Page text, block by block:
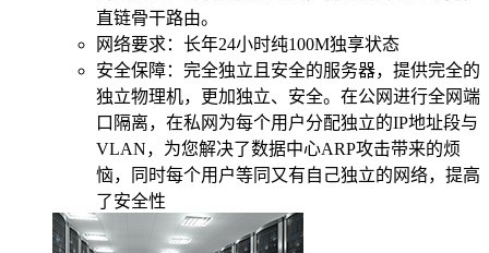
香港NTT机房
100G直连国际带宽
美国数据中心机房
全美硬防最高的机房
解决方案
电子商务类解决方案
直链骨干路由。
网络要求： 长年24小时纯100M独享状态
安全保障： 完全独立且安全的服务器，提供完全的
独立物理机，更加独立、安全。在公网进行全网端
口隔离，在私网为每个用户分配独立的IP地址段与
VLAN，为您解决了数据中心ARP攻击带来的烦
恼，同时每个用户等同又有自己独立的网络，提高
了安全性